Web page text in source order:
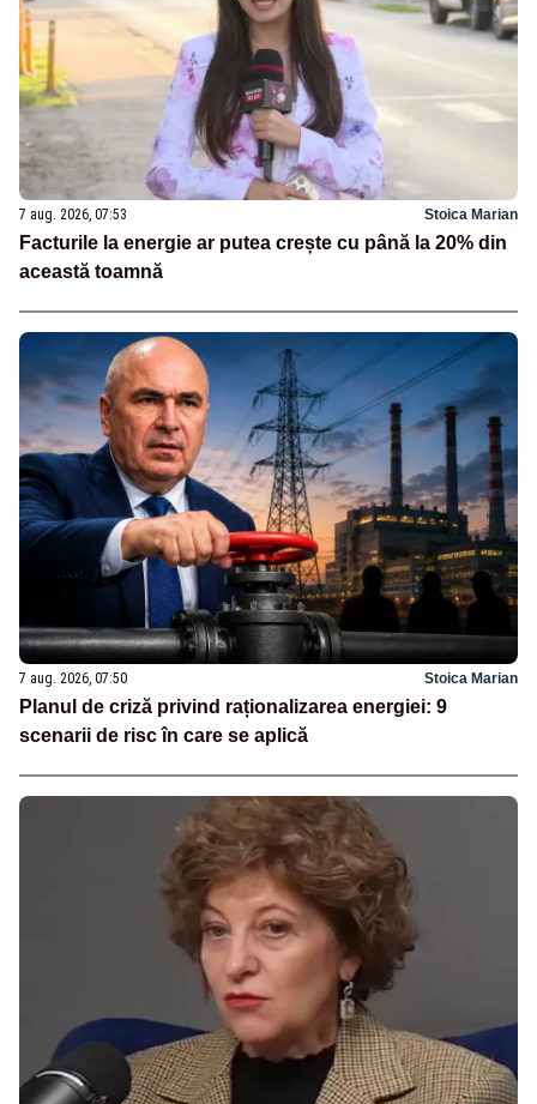
7 aug. 2026, 07:53 Stoica Marian
Facturile la energie ar putea crește cu până la 20% din
această toamnă
7 aug. 2026, 07:50 Stoica Marian
Planul de criză privind raționalizarea energiei: 9
scenarii de risc în care se aplică